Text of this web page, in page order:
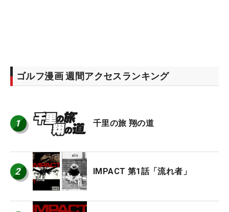
ゴルフ漫画 週間アクセスランキング
1 千里の旅 翔の道
2 IMPACT 第1話「流れ者」